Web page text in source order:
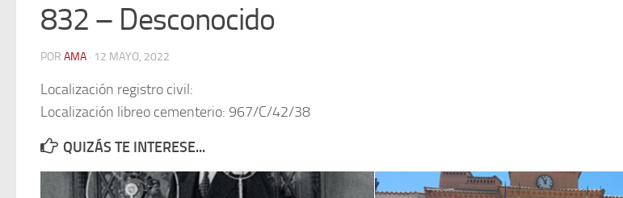
832 – Desconocido
POR AMA · 12 MAYO, 2022
Localización registro civil:
Localización libreo cementerio: 967/C/42/38
QUIZÁS TE INTERESE...